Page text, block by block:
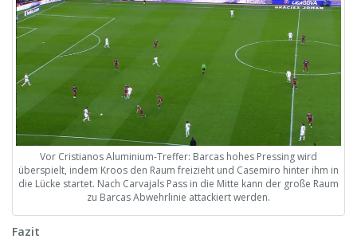
Vor Cristianos Aluminium-Treffer: Barcas hohes Pressing wird
überspielt, indem Kroos den Raum freizieht und Casemiro hinter ihm in
die Lücke startet. Nach Carvajals Pass in die Mitte kann der große Raum
zu Barcas Abwehrlinie attackiert werden.
Fazit